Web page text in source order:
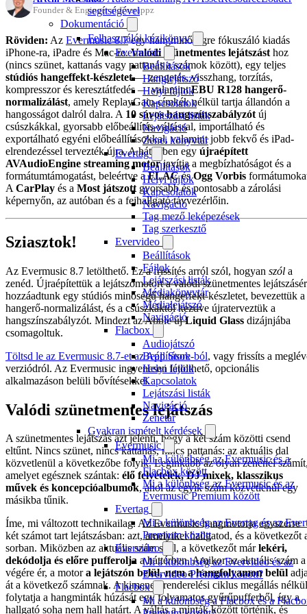
segítségével
Dokumentáció
Felhasználói kézikönyv
Evermusic
Beállítások
Hanglejátszó
Helyi fájlok
Kapcsolatok
Lejátszási listák
Navigáció
Zenei könyvtár
Evertag
Beállítások
Helyi fájlok
Kapcsolatok
Navigáció
Tag mező leképezések
Tag szerkesztő
Evervideo
Beállítások
Fájlok
Lejátszási listák
Médiakönyvtár
Médialejátszó
Navigáció
Flacbox
Audiojátszó
Beállítások
Helyi fájlok
Kapcsolatok
Lejátszási listák
Navigáció
Zenetár
Gyakran ismételt kérdések
Evermusic
Mi a különbség az Evermusic és a
Flacbox között
Mi a különbség az Evermusic és az
Evermusic Premium között
Evertag
Mi a különbség az Evertag és az
Premium között
Evervideo
Mi a különbség az Evervideo és az
Evervideo Prémium között?
Flacbox
Mi a különbség a Flacbox és a
Founder & Engineer at Everappz
Röviden: Az Evermusic 8.7egy hangminőségre fókuszáló kiadás
iPhone-ra, iPadre és Mac-re.Valódi szünetmentes lejátszást hoz
(nincs szünet, kattanás vagy pattanás a számok között), egy teljes
stúdiós hangeffekt-készletet— zengetés, visszhang, torzítás,
kompresszor és keresztátfedés — valamintEBU R128 hangerő-
normalizálást, amely ReplayGain-címkék nélkül tartja állandón a
hangosságot dalról dalra. A 10 sávos hangszínszabályzót új
csúszkákkal, gyorsabb előbeállítás-váltással, importálható és
exportálható egyéni előbeállításokkal, valamint jobb fekvő és iPad-
elrendezéssel tervezték újra. A háttérben egy újraépített
AVAudioEngine streaming motorjavítja a megbízhatóságot és a
formátumtámogatást, beleértve aFLACésOgg Vorbis
A CarPlay és a Most játszott gyorsabb és pontosabb a zárolási
képernyőn, az autóban és a fejhallgató távvezérlőin.
Sziasztok!
Az Evermusic 8.7 letölthető. Ez a frissítés arról szól, hogyan szól a
zenéd. Újraépítettük a lejátszómotort a valódi szünetmentes
hozzáadtunk egy stúdiós minőségű hangeffekt-készletet, bevezettük a
hangerő-normalizálást, és a csúszkáktól kezdve újraterveztük a
hangszínszabályzót. Mindezt az Apple újLiquid Glass dizájnjába
csomagoltuk.
Töltsd le az Evermusic 8.7-et az App Store-ból, vagy frissíts a
verziódról. Az Evermusic ingyenesen letölthető, opcionális
alkalmazáson belüli bővítésekkel.
Valódi szünetmentes lejátszás
A szünetmentes lejátszás azt jelenti, hogy a két szám közötti csend
eltűnt. Nincs szünet, nincs kattanás, nincs pattanás: az aktuális dal
közvetlenül a következőbe folyik. Leginkább az olyan zenénél
amelyet egésznek szántak: élő felvételek, DJ mixek, klasszikus
művek és koncepcióalbumok, ahol az egyik szám közvetlenül egy
másikba tűnik.
Íme, mi változott technikailag. Az Evermusic hangmotorja egyszerre
két számot tart lejátszásban: azt, amelyiket hallgatod, és a következőt
sorban. Miközben az aktuális szám szól, a következőt márlekéri,
dekódolja és előre pufferolja a háttérben. Amikor az aktuális szám a
végére ér, a motora lejátszón belül, nem a hangfolyamon belül
át a következő számnak. A kimeneti renderelési ciklus megállás nélkül
folytatja a hangminták húzását egy folyamatos gyűrűpufferből, így a
hallgató soha nem hall határt. A váltás a minták között történik, és